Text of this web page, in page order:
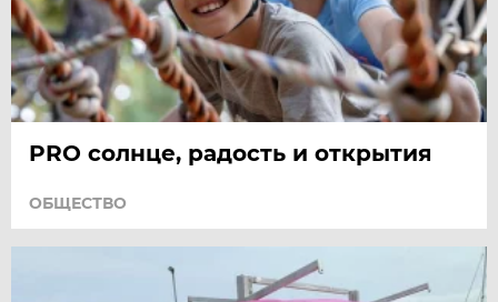
PRO солнце, радость и открытия
ОБЩЕСТВО